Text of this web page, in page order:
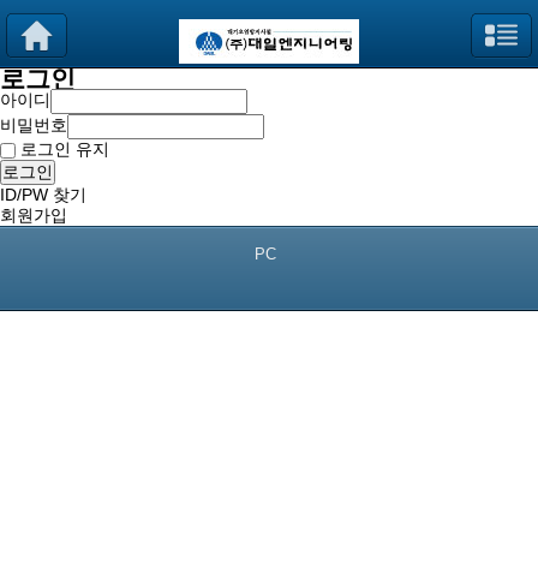
로그인
아이디
비밀번호
로그인 유지
로그인
ID/PW 찾기
회원가입
PC